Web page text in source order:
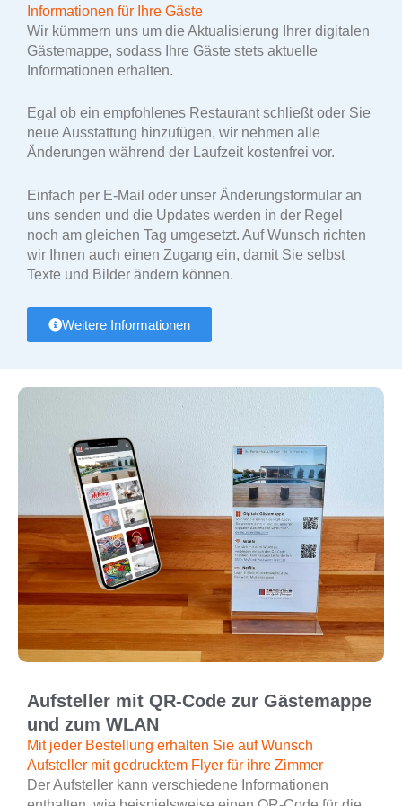
Informationen für Ihre Gäste
Wir kümmern uns um die Aktualisierung Ihrer digitalen
Gästemappe, sodass Ihre Gäste stets aktuelle
Informationen erhalten.
Egal ob ein empfohlenes Restaurant schließt oder Sie
neue Ausstattung hinzufügen, wir nehmen alle
Änderungen während der Laufzeit kostenfrei vor.
Einfach per E-Mail oder unser Änderungsformular an
uns senden und die Updates werden in der Regel
noch am gleichen Tag umgesetzt. Auf Wunsch richten
wir Ihnen auch einen Zugang ein, damit Sie selbst
Texte und Bilder ändern können.
Weitere Informationen
Aufsteller mit QR-Code zur Gästemappe
und zum WLAN
Mit jeder Bestellung erhalten Sie auf Wunsch
Aufsteller mit gedrucktem Flyer für ihre Zimmer
Der Aufsteller kann verschiedene Informationen